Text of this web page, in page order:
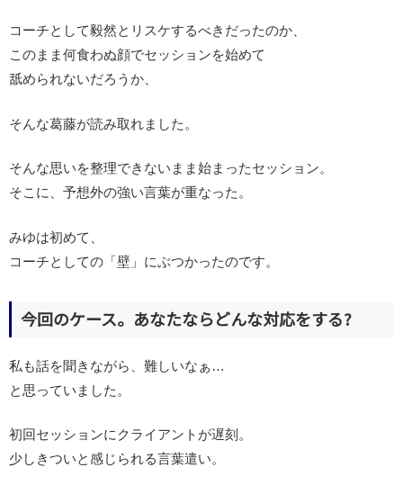
コーチとして毅然とリスケするべきだったのか、
このまま何食わぬ顔でセッションを始めて
舐められないだろうか、
そんな葛藤が読み取れました。
そんな思いを整理できないまま始まったセッション。
そこに、予想外の強い言葉が重なった。
みゆは初めて、
コーチとしての「壁」にぶつかったのです。
今回のケース。あなたならどんな対応をする?
私も話を聞きながら、難しいなぁ…
と思っていました。
初回セッションにクライアントが遅刻。
少しきついと感じられる言葉遣い。